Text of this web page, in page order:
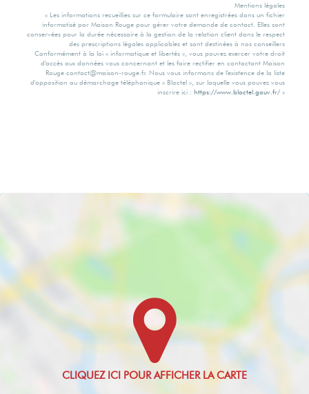
Mentions légales
« Les informations recueillies sur ce formulaire sont enregistrées dans un fichier
informatisé par Maison Rouge pour gérer votre demande de contact. Elles sont
conservées pour la durée nécessaire à la gestion de la relation client dans le respect
des prescriptions légales applicables et sont destinées à nos conseillers
Conformément à la loi « informatique et libertés », vous pouvez exercer votre droit
d'accès aux données vous concernant et les faire rectifier en contactant Maison
Rouge contact@maison-rouge.fr. Nous vous informons de l'existence de la liste
d'opposition au démarchage téléphonique « Bloctel », sur laquelle vous pouvez vous
inscrire ici : https://www.bloctel.gouv.fr/ »